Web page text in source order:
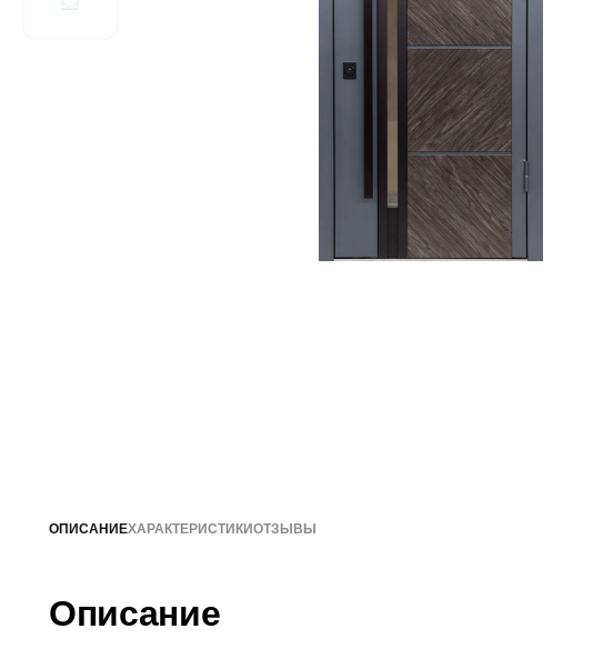
ОПИСАНИЕХАРАКТЕРИСТИКИОТЗЫВЫ
Описание